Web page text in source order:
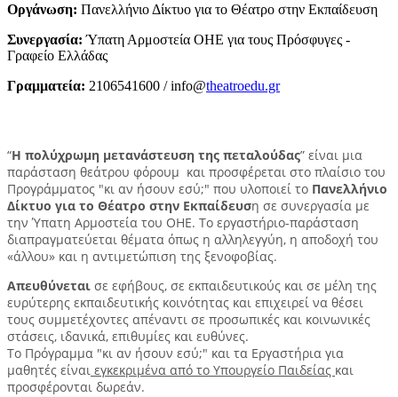
Οργάνωση: Πανελλήνιο Δίκτυο για το Θέατρο στην Εκπαίδευση
Συνεργασία:Ύπατη Αρμοστεία ΟΗΕ για τους Πρόσφυγες -
Γραφείο Ελλάδας
Γραμματεία: 2106541600 / info@theatroedu.gr
“Η πολύχρωμη μετανάστευση της πεταλούδας” είναι μια
παράσταση θεάτρου φόρουμ και προσφέρεται στο πλαίσιο του
Προγράμματος "κι αν ήσουν εσύ;" που υλοποιεί το Πανελλήνιο
Δίκτυο για το Θέατρο στην Εκπαίδευση σε συνεργασία με
την Ύπατη Αρμοστεία του ΟΗΕ. Το εργαστήριο-παράσταση
διαπραγματεύεται θέματα όπως η αλληλεγγύη, η αποδοχή του
«άλλου» και η αντιμετώπιση της ξενοφοβίας. ​
Απευθύνεται σε εφήβους, σε εκπαιδευτικούς και σε μέλη της
ευρύτερης εκπαιδευτικής κοινότητας και επιχειρεί να θέσει
τους συμμετέχοντες απέναντι σε προσωπικές και κοινωνικές
στάσεις, ιδανικά, επιθυμίες και ευθύνες.
Το Πρόγραμμα "κι αν ήσουν εσύ;" και τα Εργαστήρια για
μαθητές είναι εγκεκριμένα από το Υπουργείο Παιδείας και
προσφέρονται δωρεάν.